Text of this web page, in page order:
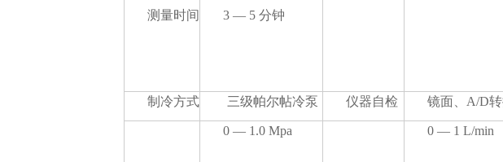
测量时间 3 — 5 分钟
制冷方式 三级帕尔帖冷泵 仪器自检 镜面、A/D
0 — 1.0 Mpa 0 — 1 L/min